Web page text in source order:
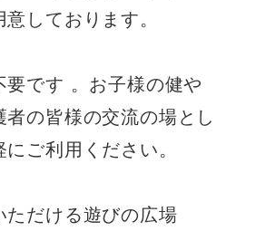
しております。
要です 。お子様の健や
の皆様の交流の場とし
ご利用ください。
だける遊びの広場